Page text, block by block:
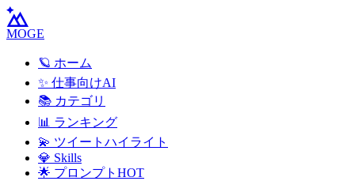
MOGE
🪐 ホーム
✨ 仕事向けAI
📚 カテゴリ
📊 ランキング
💫 ツイートハイライト
💎 Skills
🌟 プロンプト HOT